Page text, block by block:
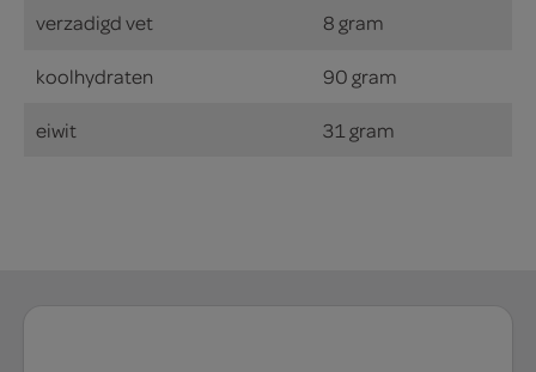
verzadigd vet 8 gram
koolhydraten 90 gram
eiwit 31 gram